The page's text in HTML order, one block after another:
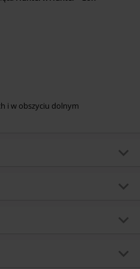
i w obszyciu dolnym
Merch dla Fanów, Seriale, Anime
Oficjalnie licencjonowany produkt